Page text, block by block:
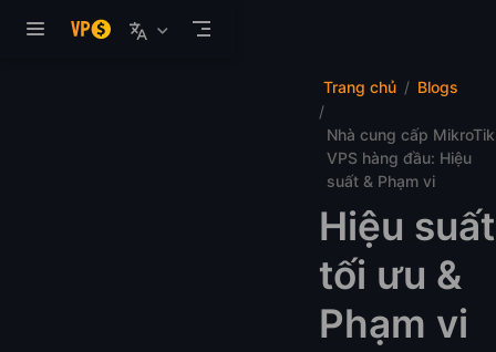
Trang chủ Blogs
Nhà cung cấp MikroTik
VPS hàng đầu: Hiệu
suất & Phạm vi
Hiệu suất
tối ưu &
Phạm vi